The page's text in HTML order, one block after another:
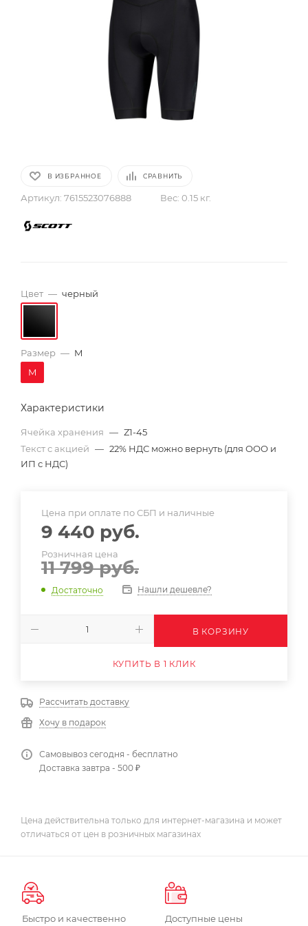
В ИЗБРАННОЕ СРАВНИТЬ
Артикул: 7615523076888 Вес: 0.15 кг.
Цвет — черный
Размер — M
M
Характеристики
Ячейка хранения — Z1-45
Текст с акцией — 22% НДС можно вернуть (для ООО и
ИП с НДС)
Цена при оплате по СБП и наличные
9 440 руб.
Розничная цена
11 799руб.
Достаточно Нашли дешевле?
В КОРЗИНУ
КУПИТЬ В 1 КЛИК
Рассчитать доставку
Хочу в подарок
Самовывоз сегодня - бесплатно
Доставка завтра - 500 ₽
Цена действительна только для интернет-магазина и может
отличаться от цен в розничных магазинах
Быстро и качественно Доступные цены